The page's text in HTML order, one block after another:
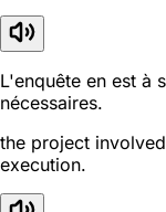
L'enquête en est à
nécessaires.
the project
execution.